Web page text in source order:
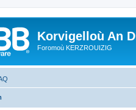
Korvigelloù An
Foromoù KERZROUIZIG